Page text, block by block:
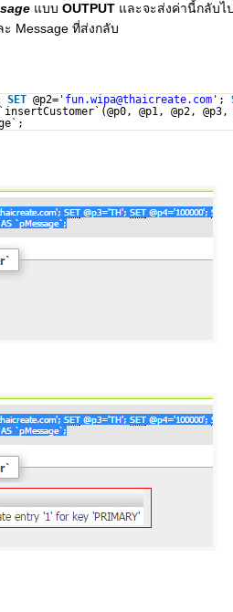
แบบ OUTPUT และจะส่งค่านี้กลับไ
Message ที่ส่งกลับ
SET @p2='fun.wipa@thaicreate.com' ;
@p1, @p2, @p3,